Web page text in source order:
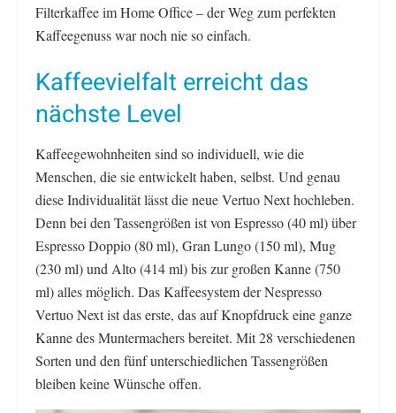
Filterkaffee im Home Office – der Weg zum perfekten
Kaffeegenuss war noch nie so einfach.
Kaffeevielfalt erreicht das
nächste Level
Kaffeegewohnheiten sind so individuell, wie die
Menschen, die sie entwickelt haben, selbst. Und genau
diese Individualität lässt die neue Vertuo Next hochleben.
Denn bei den Tassengrößen ist von Espresso (40 ml) über
Espresso Doppio (80 ml), Gran Lungo (150 ml), Mug
(230 ml) und Alto (414 ml) bis zur großen Kanne (750
ml) alles möglich. Das Kaffeesystem der Nespresso
Vertuo Next ist das erste, das auf Knopfdruck eine ganze
Kanne des Muntermachers bereitet. Mit 28 verschiedenen
Sorten und den fünf unterschiedlichen Tassengrößen
bleiben keine Wünsche offen.